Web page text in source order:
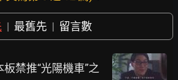
| 最舊先 | 留言數
板禁推“光陽機車”之